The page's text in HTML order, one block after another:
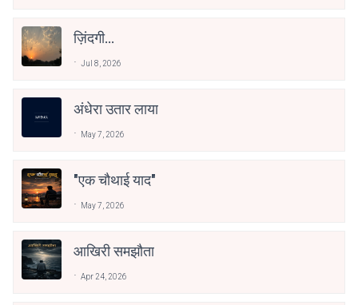
ज़िंदगी…
Jul 8, 2026
अंधेरा उतार लाया
May 7, 2026
"एक चौथाई याद"
May 7, 2026
आखिरी समझौता
Apr 24, 2026